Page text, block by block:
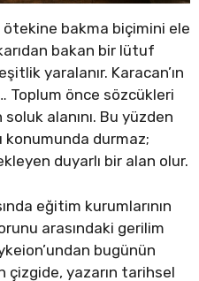
ötekine bakma biçimini ele
bakan bir lütuf
yaralanır. Karacan’ın
Toplum önce sözcükleri
alanını. Bu yüzden
durmaz;
duyarlı bir alan olur.
eğitim kurumlarının
arasındaki gerilim
bugünün
yazarın tarihsel